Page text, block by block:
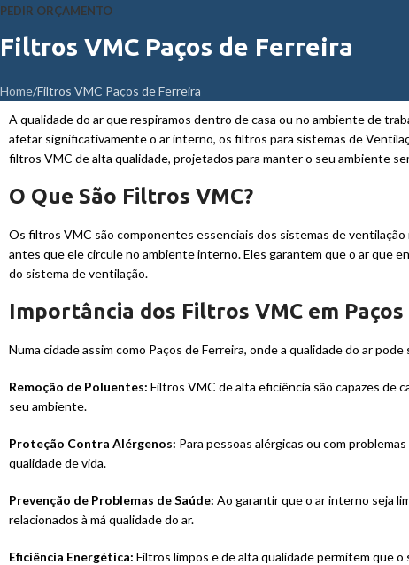
PEDIR ORÇAMENTO
Filtros VMC Paços de Ferreira
Home Filtros VMC Paços de Ferreira
A qualidade do ar que respiramos dentro de casa ou no ambiente de
afetar significativamente o ar interno, os filtros para sistemas de
filtros VMC de alta qualidade, projetados para manter o seu ambiente
O Que São Filtros VMC?
Os filtros VMC são componentes essenciais dos sistemas de
antes que ele circule no ambiente interno. Eles garantem que o ar que
do sistema de ventilação.
Importância dos Filtros VMC em
Numa cidade assim como Paços de Ferreira, onde a qualidade do ar
Remoção de Poluentes: Filtros VMC de alta eficiência são capazes de
seu ambiente.
Proteção Contra Alérgenos: Para pessoas alérgicas ou com
qualidade de vida.
Prevenção de Problemas de Saúde: Ao garantir que o ar interno seja
relacionados à má qualidade do ar.
Eficiência Energética: Filtros limpos e de alta qualidade permitem que